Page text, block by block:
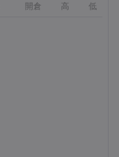
開倉 高 低